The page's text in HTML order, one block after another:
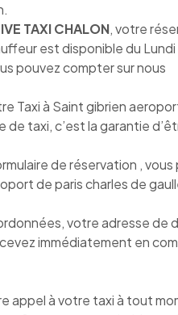
TAXI CHALON, votre
est disponible du
pouvez compter sur nous
Taxi à Saint gibrien
taxi, c’est la garantie
de réservation ,
de paris charles de
votre adresse de
immédiatement en
appel à votre taxi à tout